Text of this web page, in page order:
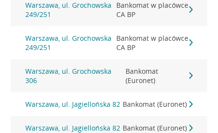
Warszawa, ul. Grochowska
249/251
Bankomat w placówce
CA BP
Warszawa, ul. Grochowska
249/251
Bankomat w placówce
CA BP
Warszawa, ul. Grochowska
306
Bankomat
(Euronet)
Warszawa, ul. Jagiellońska 82 Bankomat (Euronet)
Warszawa, ul. Jagiellońska 82 Bankomat (Euronet)